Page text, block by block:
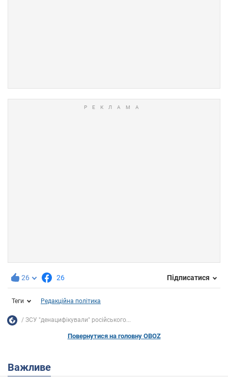
26 26 Підписатися
Теги Редакційна політика
ЗСУ "денацифікували" російського...
Повернутися на головну OBOZ
Важливе